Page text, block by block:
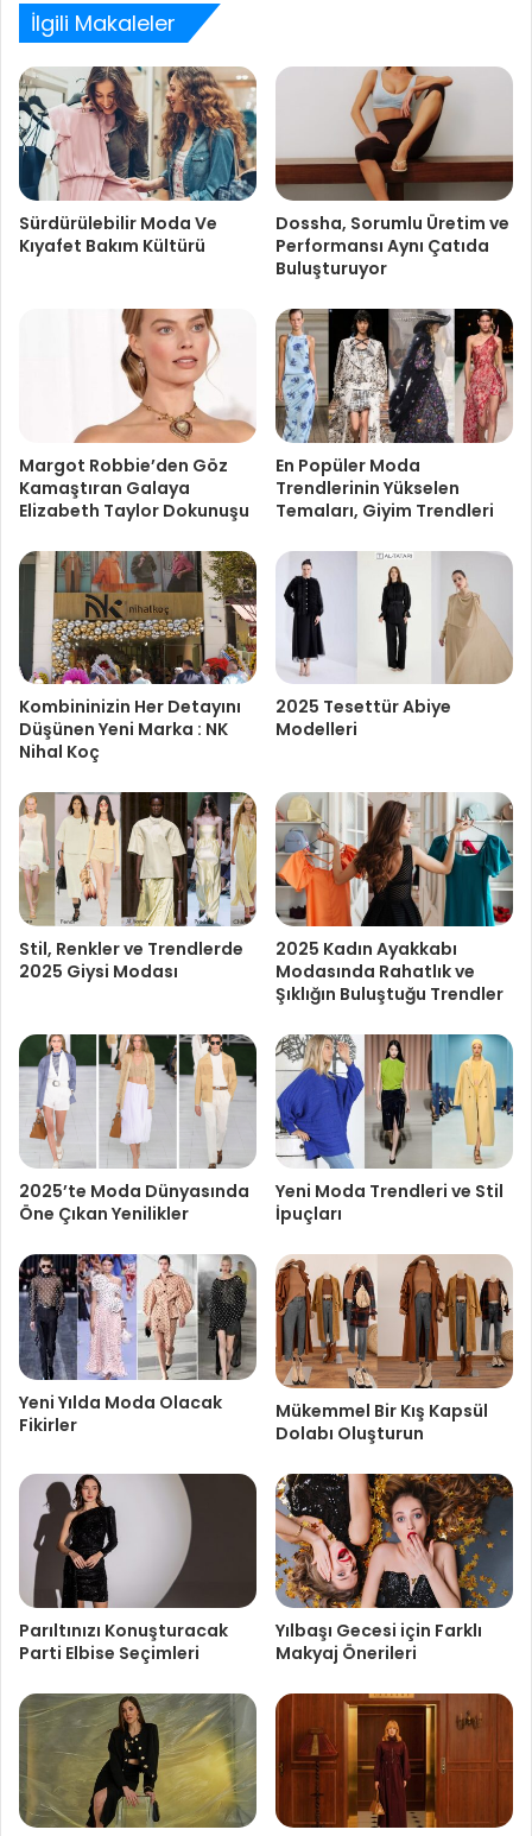
İlgili Makaleler
Sürdürülebilir Moda Ve
Kıyafet Bakım Kültürü
Dossha, Sorumlu Üretim ve
Performansı Aynı Çatıda
Buluşturuyor
Margot Robbie’den Göz
Kamaştıran Galaya
Elizabeth Taylor Dokunuşu
En Popüler Moda
Trendlerinin Yükselen
Temaları, Giyim Trendleri
Kombininizin Her Detayını
Düşünen Yeni Marka : NK
Nihal Koç
2025 Tesettür Abiye
Modelleri
Stil, Renkler ve Trendlerde
2025 Giysi Modası
2025 Kadın Ayakkabı
Modasında Rahatlık ve
Şıklığın Buluştuğu Trendler
2025’te Moda Dünyasında
Öne Çıkan Yenilikler
Yeni Moda Trendleri ve Stil
İpuçları
Yeni Yılda Moda Olacak
Fikirler
Mükemmel Bir Kış Kapsül
Dolabı Oluşturun
Parıltınızı Konuşturacak
Parti Elbise Seçimleri
Yılbaşı Gecesi için Farklı
Makyaj Önerileri